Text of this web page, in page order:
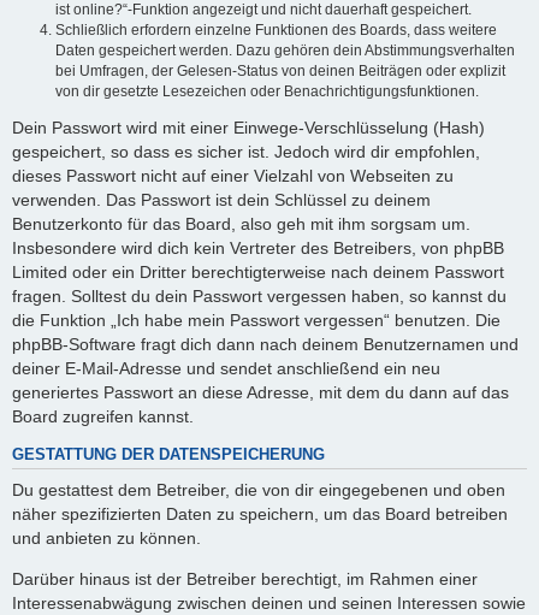
ist online?“-Funktion angezeigt und nicht dauerhaft gespeichert.
Schließlich erfordern einzelne Funktionen des Boards, dass weitere
Daten gespeichert werden. Dazu gehören dein Abstimmungsverhalten
bei Umfragen, der Gelesen-Status von deinen Beiträgen oder explizit
von dir gesetzte Lesezeichen oder Benachrichtigungsfunktionen.
Dein Passwort wird mit einer Einwege-Verschlüsselung (Hash)
gespeichert, so dass es sicher ist. Jedoch wird dir empfohlen,
dieses Passwort nicht auf einer Vielzahl von Webseiten zu
verwenden. Das Passwort ist dein Schlüssel zu deinem
Benutzerkonto für das Board, also geh mit ihm sorgsam um.
Insbesondere wird dich kein Vertreter des Betreibers, von phpBB
Limited oder ein Dritter berechtigterweise nach deinem Passwort
fragen. Solltest du dein Passwort vergessen haben, so kannst du
die Funktion „Ich habe mein Passwort vergessen“ benutzen. Die
phpBB-Software fragt dich dann nach deinem Benutzernamen und
deiner E-Mail-Adresse und sendet anschließend ein neu
generiertes Passwort an diese Adresse, mit dem du dann auf das
Board zugreifen kannst.
GESTATTUNG DER DATENSPEICHERUNG
Du gestattest dem Betreiber, die von dir eingegebenen und oben
näher spezifizierten Daten zu speichern, um das Board betreiben
und anbieten zu können.
Darüber hinaus ist der Betreiber berechtigt, im Rahmen einer
Interessenabwägung zwischen deinen und seinen Interessen sowie